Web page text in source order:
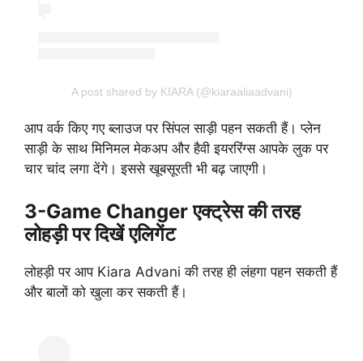
A post shared by KIARA (@kiaraaliaadvani)
आप वर्क किए गए ब्लाउज पर सिंपल साड़ी पहन सकती हैं। प्लेन
साड़ी के साथ मिनिमल मेकअप और हैवी इयररिंग्स आपके लुक पर
चार चांद लगा देंगे। इससे खूबसूरती भी बढ़ जाएगी।
3-Game Changer एक्ट्रेस की तरह
लोहड़ी पर दिखें एलिगेंट
लोहड़ी पर आप Kiara Advani की तरह ही लंहगा पहन सकती हैं
और बालों को खुला कर सकती हैं।